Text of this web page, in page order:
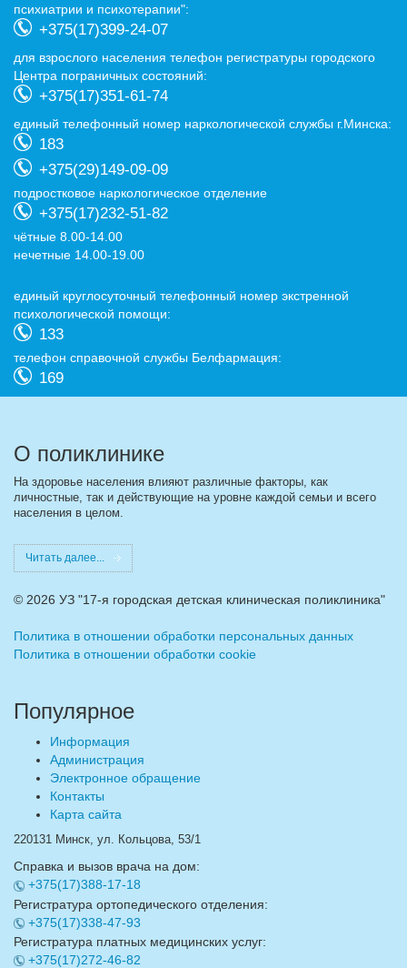
психиатрии и психотерапии":
+375(17)399-24-07
для взрослого населения телефон регистратуры городского
Центра пограничных состояний:
+375(17)351-61-74
eдиный телефонный номер наркологической службы г.Минска:
183
+375(29)149-09-09
подростковое наркологическое отделение
+375(17)232-51-82
чётные 8.00-14.00
нечетные 14.00-19.00
eдиный круглосуточный телефонный номер экстренной
психологической помощи:
133
телефон справочной службы Белфармация:
169
О поликлинике
На здоровье населения влияют различные факторы, как
личностные, так и действующие на уровне каждой семьи и всего
населения в целом.
Читать далее...
© 2026 УЗ "17-я городская детская клиническая поликлиника"
Политика в отношении обработки персональных данных
Политика в отношении обработки cookie
Популярное
Информация
Администрация
Электронное обращение
Контакты
Карта сайта
220131 Минск, ул. Кольцова, 53/1
Справка и вызов врача на дом:
+375(17)388-17-18
Регистратура ортопедического отделения:
+375(17)338-47-93
Регистратура платных медицинских услуг:
+375(17)272-46-82